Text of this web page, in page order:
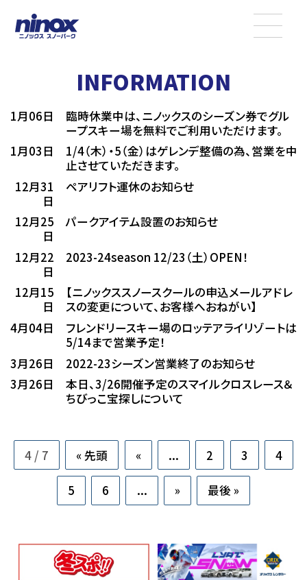
INFORMATION
1月06日
臨時休業中は、ニノックスのシーズン券でグル
ープスキー場を無料でご利用いただけます。
1月03日
1/4（木）・5（金）はゲレンデ整備の為、営業を中
止させていただきます。
12月31
日
ペアリフト運休のお知らせ
12月25
日
パークアイテム設置のお知らせ
12月22
日
2023-24season 12/23（土）OPEN！
12月15
日
【ニノックススノースクールの申込メールアドレ
スの変更について、お客様へおねがい】
4月04日
フレンドリースキー場のロッテアライリゾートは
5/14まで営業予定！
3月26日
2022-23シーズン営業終了のお知らせ
3月26日
本日、3/26開催予定のスマイルクロスレース＆
ちびっこ宝探しについて
4 / 7 « 先頭 « ... 2 3 4
5 6 ... » 最後 »